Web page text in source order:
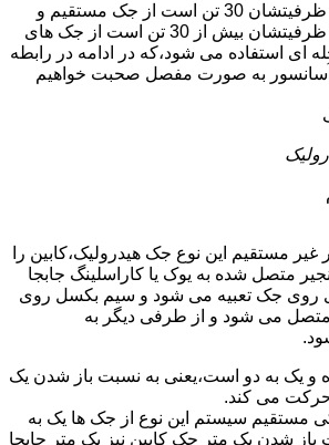
برای آسانسورهایی که ظرفیتشان 30 تن است از جک مستقیم و
برای آسانسورهایی که ظرفیتشان بیش از 30 تن است از جک های
ای استفاده می شود،که در ادامه در رابطه
آسانسور به صورت مفصل صحبت خواهیم
مستقیم این نوع جک هیدرولیک،کابین را
متصل شده به یوک یا کاراسلینگ جابجا
روی جک تعبیه می شود و سیم بکسل روی
می شود و از طرفی دیگر به
و یک به دو است،یعنی به نسبت باز شدن یک
حرکت می کند.
مستقیم سیستم این نوع از جک ها یک به
شدن یک متر جک کابین نیز یک متر جابجا